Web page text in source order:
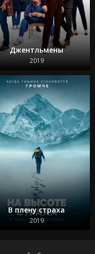
Джентльмены
2019
В плену страха
2019